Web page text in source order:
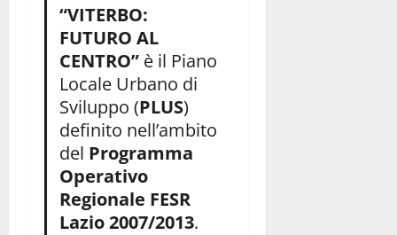
“VITERBO:
FUTURO AL
CENTRO”è il Piano
Locale Urbano di
Sviluppo (PLUS)
definito nell’ambito
del Programma
Operativo
Regionale FESR
Lazio 2007/2013.